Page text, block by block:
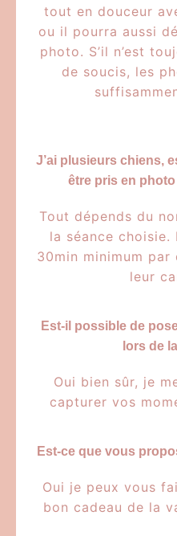
tout en douceur
ou il pourra aussi
photo. S’il n’est
de soucis, les
J’ai plusieurs chiens,
être pris en
Tout dépends du
la séance
30min minimum
leur
Est-il possible de
lors de
Oui bien sûr, je
capturer vos
Est-ce que vous
Oui je peux vous
bon cadeau de la